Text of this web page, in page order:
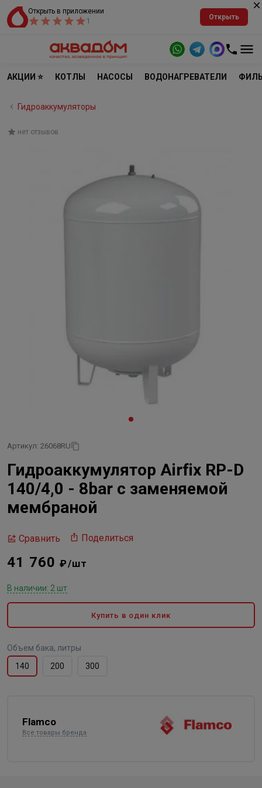
Открыть в приложении
1
Открыть
АКЦИИ ⭐ КОТЛЫ НАСОСЫ ВОДОНАГРЕВАТЕЛИ
Гидроаккумуляторы
нет отзывов
Артикул: 26068RU
Гидроаккумулятор Airfix RP-D
140/4,0 - 8bar с заменяемой
мембраной
Сравнить Поделиться
41 760₽/шт
В наличии: 2 шт
Купить в один клик
Объем бака, литры
140
200 300
Flamco
Все товары бренда